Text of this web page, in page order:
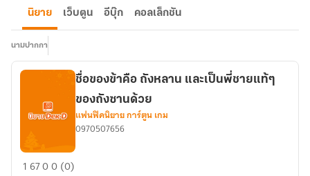
นิยาย เว็บตูน อีบุ๊ก คอลเล็กชัน
นามปากกา
ชื่อ
ชื่อของข้าคือ ถังหลาน และเป็นพี่ชายแท้ๆ
ของถังซานด้วย
แฟนฟิคนิยาย การ์ตูน เกม
0970507656
16700 (0)